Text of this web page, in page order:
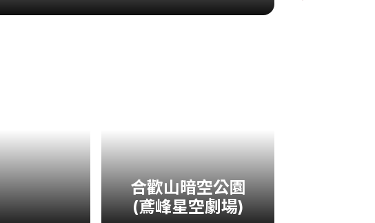
合歡山暗空公園
(鳶峰星空劇場)